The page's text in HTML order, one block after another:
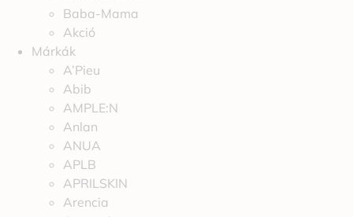
Baba-Mama
Akció
Márkák
A’Pieu
Abib
AMPLE:N
Anlan
ANUA
APLB
APRILSKIN
Arencia